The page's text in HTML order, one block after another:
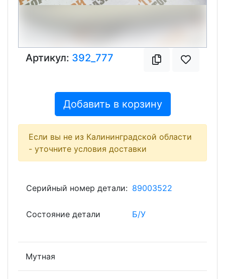
Артикул: 392_777
Добавить в корзину
Если вы не из Калининградской области
- уточните условия доставки
Серийный номер детали: 89003522
Состояние детали Б/У
Мутная